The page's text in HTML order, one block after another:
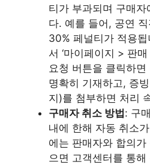
티가 부과되며 구매
다. 예를 들어, 공연
30% 페널티가 적용
서 ‘마이페이지 > 판
요청 버튼을 클릭하
명확히 기재하고, 증
지)를 첨부하면 처리
구매자 취소 방법: 구
내에 한해 자동 취소
에는 판매자와 합의
으면 고객센터를 통